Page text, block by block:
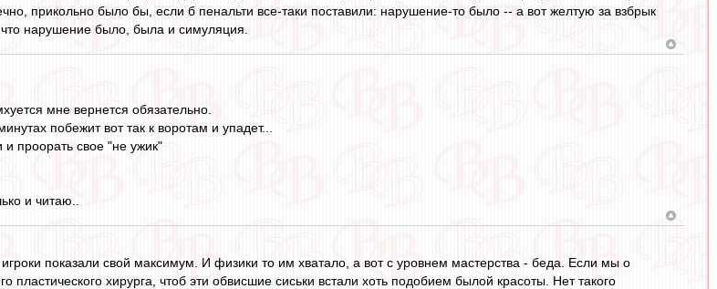
прикольно было бы, если б пенальти все-таки поставили: нарушение-то было -- а вот желтую за взбрык
нарушение было, была и симуляция.
мне вернется обязательно.
побежит вот так к воротам и упадет...
и проорать свое "не ужик"
и читаю..
показали свой максимум. И физики то им хватало, а вот с уровнем мастерства - беда. Если мы о
пластического хирурга, чтоб эти обвисшие сиськи встали хоть подобием былой красоты. Нет такого